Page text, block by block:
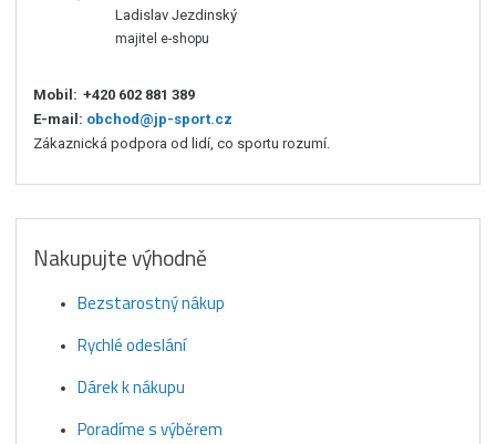
Ladislav Jezdinský
majitel e-shopu
Mobil: +420 602 881 389
E-mail: obchod@jp-sport.cz
Zákaznická podpora od lidí, co sportu rozumí.
Nakupujte výhodně
Bezstarostný nákup
Rychlé odeslání
Dárek k nákupu
Poradíme s výběrem